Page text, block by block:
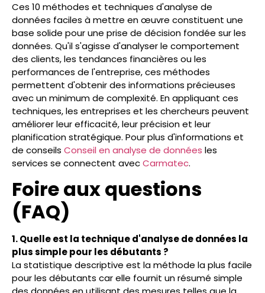
Ces 10 méthodes et techniques d'analyse de
données faciles à mettre en œuvre constituent une
base solide pour une prise de décision fondée sur les
données. Qu'il s'agisse d'analyser le comportement
des clients, les tendances financières ou les
performances de l'entreprise, ces méthodes
permettent d'obtenir des informations précieuses
avec un minimum de complexité. En appliquant ces
techniques, les entreprises et les chercheurs peuvent
améliorer leur efficacité, leur précision et leur
planification stratégique. Pour plus d'informations et
de conseils Conseil en analyse de données les
services se connectent avecCarmatec.
Foire aux questions
(FAQ)
1. Quelle est la technique d'analyse de données la
plus simple pour les débutants ?
La statistique descriptive est la méthode la plus facile
pour les débutants car elle fournit un résumé simple